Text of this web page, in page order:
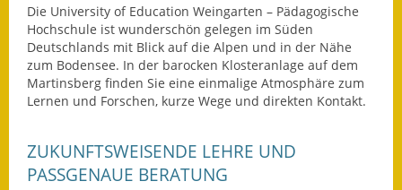
Lärmaktionsplan
Leichte Sprache
Infos in Leichter Sprache
Mitteilungsblatt
Die University of Education Weingarten – Pädagogische
Hochschule ist wunderschön gelegen im Süden
Deutschlands mit Blick auf die Alpen und in der Nähe
zum Bodensee. In der barocken Klosteranlage auf dem
Martinsberg finden Sie eine einmalige Atmosphäre zum
Lernen und Forschen, kurze Wege und direkten Kontakt.
ZUKUNFTSWEISENDE LEHRE UND
PASSGENAUE BERATUNG